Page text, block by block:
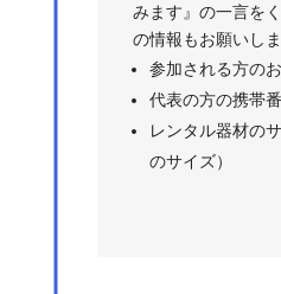
みます』の一言を
の情報もお願いしま
参加される方の
代表の方の携帯
レンタル器材の
のサイズ）